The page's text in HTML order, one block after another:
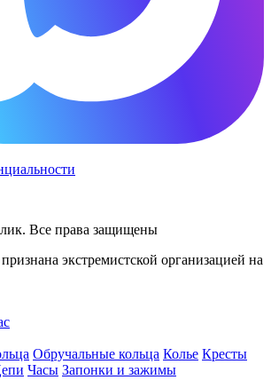
Все права защищены
экстремистской организацией на
Обручальные кольца Колье Кресты
Часы Запонки и зажимы